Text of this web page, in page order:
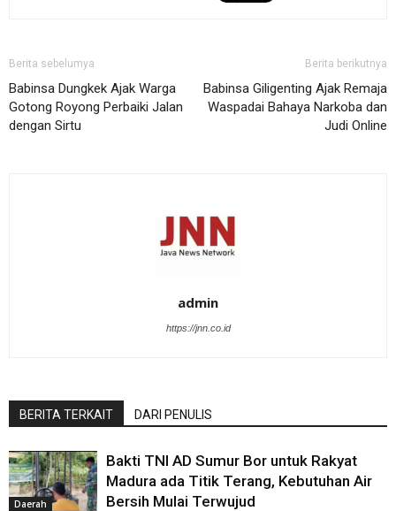
Berita sebelumya
Babinsa Dungkek Ajak Warga
Gotong Royong Perbaiki Jalan
dengan Sirtu
Berita berikutnya
Babinsa Giligenting Ajak Remaja
Waspadai Bahaya Narkoba dan
Judi Online
admin
https://jnn.co.id
BERITA TERKAIT DARI PENULIS
Daerah
Bakti TNI AD Sumur Bor untuk Rakyat
Madura ada Titik Terang, Kebutuhan Air
Bersih Mulai Terwujud